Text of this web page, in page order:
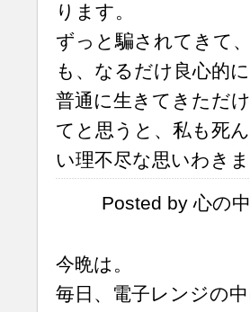
ります。
ずっと騙されてきて
も、なるだけ良心的
普通に生きてきただ
てと思うと、私も死
い理不尽な思いわきま
Posted by 心の
今晩は。
毎日、電子レンジの